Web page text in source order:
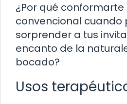
¿Por qué conformarte
convencional cuando
sorprender a tus
encanto de la
bocado?
Usos